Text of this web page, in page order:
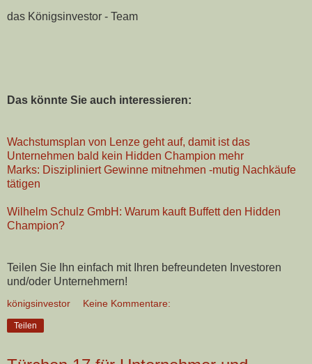
das Königsinvestor - Team
Das könnte Sie auch interessieren:
Wachstumsplan von Lenze geht auf, damit ist das
Unternehmen bald kein Hidden Champion mehr
Marks: Diszipliniert Gewinne mitnehmen -mutig Nachkäufe
tätigen
Wilhelm Schulz GmbH: Warum kauft Buffett den Hidden
Champion?
Teilen Sie Ihn einfach mit Ihren befreundeten Investoren
und/oder Unternehmern!
königsinvestor Keine Kommentare:
Teilen